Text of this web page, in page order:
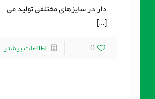
دار در سایزهای مختلفی تولید می
[…]
0
اطلاعات بیشتر